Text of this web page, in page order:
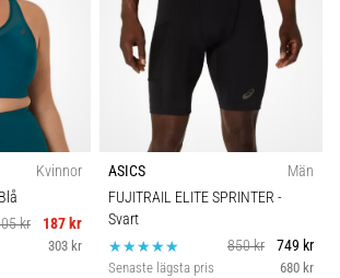
Kvinnor
kr
187 kr
303 kr
ASICS
Män
FUJITRAIL ELITE SPRINTER -
Svart
850 kr
749 kr
Senaste lägsta pris 680 kr